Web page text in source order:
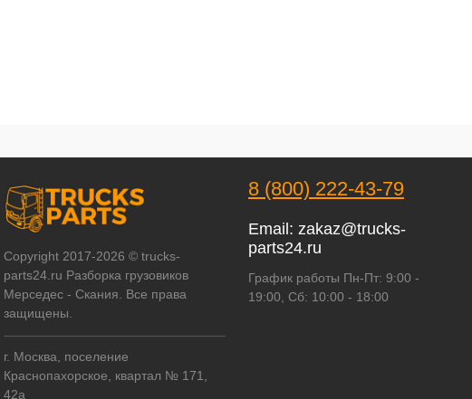
Copyright 2017-2026 © trucks-
parts24.ru Разборка грузовиков
Мерседес - Скания. Все права
защищены.
г. Москва, поселение
Краснопахорское, квартал № 171,
42а
8 (800) 222-43-79
Email: zakaz@trucks-
parts24.ru
График работы Пн-Пт: 9:00 -
19:00, Сб: 10:00 - 18:00